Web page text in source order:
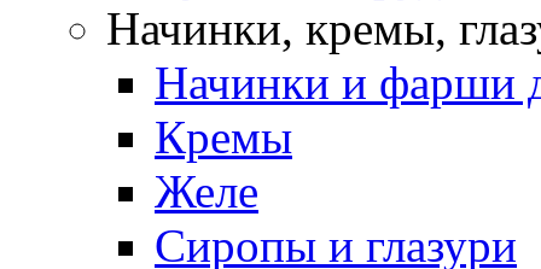
Начинки, кремы,
Начинки и фарши
Кремы
Желе
Сиропы и глазури